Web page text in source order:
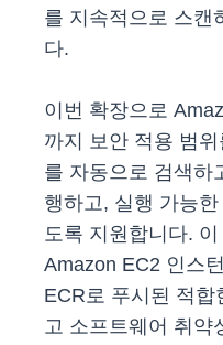
를 지속적으로 스캔
다.
이번 확장으로
까지 보안 적용 범
를 자동으로 검색하
행하고, 실행 가능
도록 지원합니다.
Amazon EC2 인스
ECR로 푸시된 적
고 소프트웨어 취약